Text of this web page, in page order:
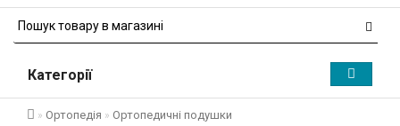
Категорії
Ортопедія Ортопедичні подушки